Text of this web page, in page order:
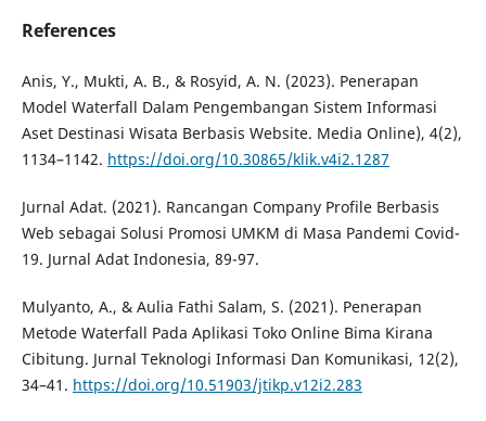
References
Anis, Y., Mukti, A. B., & Rosyid, A. N. (2023). Penerapan
Model Waterfall Dalam Pengembangan Sistem Informasi
Aset Destinasi Wisata Berbasis Website. Media Online), 4(2),
1134–1142. https://doi.org/10.30865/klik.v4i2.1287
Jurnal Adat. (2021). Rancangan Company Profile Berbasis
Web sebagai Solusi Promosi UMKM di Masa Pandemi Covid-
19. Jurnal Adat Indonesia, 89-97.
Mulyanto, A., & Aulia Fathi Salam, S. (2021). Penerapan
Metode Waterfall Pada Aplikasi Toko Online Bima Kirana
Cibitung. Jurnal Teknologi Informasi Dan Komunikasi, 12(2),
34–41. https://doi.org/10.51903/jtikp.v12i2.283